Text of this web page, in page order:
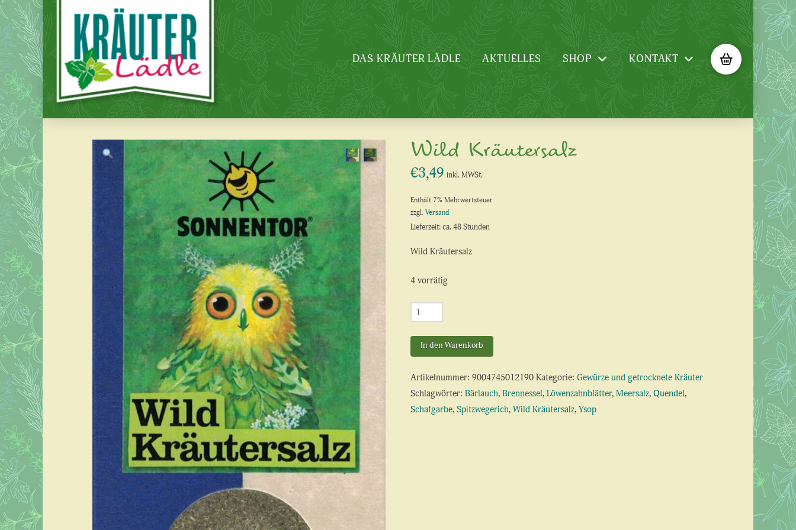
DAS KRÄUTER LÄDLE AKTUELLES SHOP KONTAKT
Wild Kräutersalz
€3,49 inkl. MWSt.
Enthält 7% Mehrwertsteuer
zzgl. Versand
Lieferzeit: ca. 48 Stunden
Wild Kräutersalz
4 vorrätig
Wild
Menge
In den Warenkorb
Artikelnummer: 9004745012190 Kategorie: Gewürze und getrocknete Kräuter
Schlagwörter: Bärlauch, Brennessel, Löwenzahnblätter, Meersalz, Quendel,
Schafgarbe, Spitzwegerich, Wild Kräutersalz, Ysop